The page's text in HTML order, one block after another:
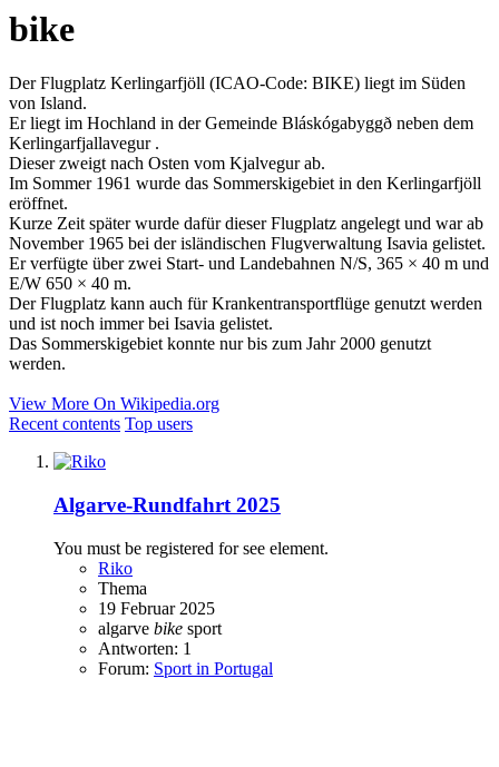
bike
Der Flugplatz Kerlingarfjöll (ICAO-Code: BIKE) liegt im Süden
von Island.
Er liegt im Hochland in der Gemeinde Bláskógabyggð neben dem
Kerlingarfjallavegur .
Dieser zweigt nach Osten vom Kjalvegur ab.
Im Sommer 1961 wurde das Sommerskigebiet in den Kerlingarfjöll
eröffnet.
Kurze Zeit später wurde dafür dieser Flugplatz angelegt und war ab
November 1965 bei der isländischen Flugverwaltung Isavia gelistet.
Er verfügte über zwei Start- und Landebahnen N/S, 365 × 40 m und
E/W 650 × 40 m.
Der Flugplatz kann auch für Krankentransportflüge genutzt werden
und ist noch immer bei Isavia gelistet.
Das Sommerskigebiet konnte nur bis zum Jahr 2000 genutzt
werden.
View More On Wikipedia.org
Recent contents Top users
Algarve-Rundfahrt 2025
You must be registered for see element.
Riko
Thema
19 Februar 2025
algarve bike sport
Antworten: 1
Forum: Sport in Portugal